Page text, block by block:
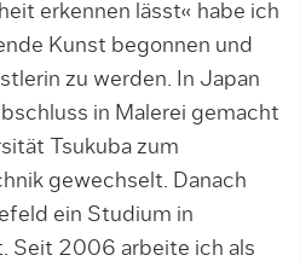
erkennen lässt« habe ich
Kunst begonnen und
zu werden. In Japan
in Malerei gemacht
Tsukuba zum
gewechselt. Danach
ein Studium in
Seit 2006 arbeite ich als